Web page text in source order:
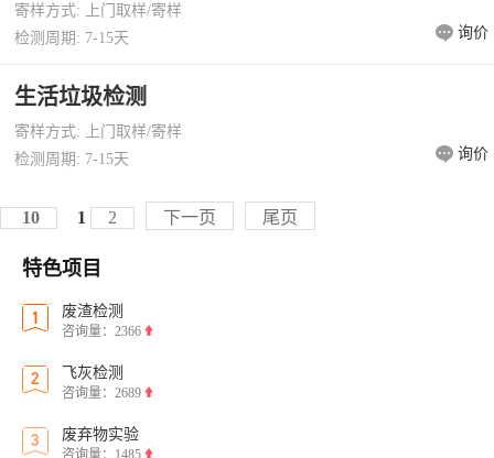
寄样方式: 上门取样/寄样
检测周期: 7-15天
询价
生活垃圾检测
寄样方式: 上门取样/寄样
检测周期: 7-15天
询价
10 1 2 下一页 尾页
特色项目
废渣检测
咨询量：2366
飞灰检测
咨询量：2689
废弃物实验
咨询量：1485